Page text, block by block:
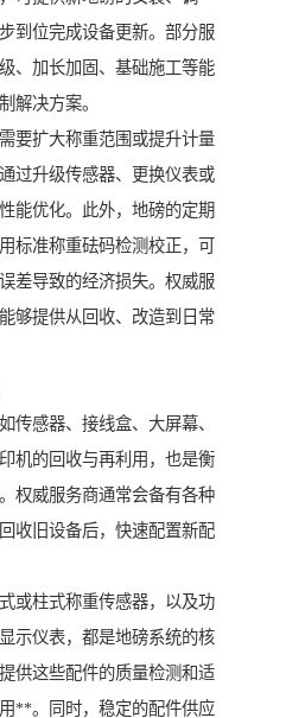
到位完成设备更新。部分服
、加长加固、基础施工等能
解决方案。
要扩大称重范围或提升计量
过升级传感器、更换仪表或
能优化。此外，地磅的定期
标准称重砝码检测校正，可
差导致的经济损失。权威服
够提供从回收、改造到日常
传感器、接线盒、大屏幕、
机的回收与再利用，也是衡
权威服务商通常会备有各种
收旧设备后，快速配置新配
或柱式称重传感器，以及功
示仪表，都是地磅系统的核
供这些配件的质量检测和适
**。同时，稳定的配件供应